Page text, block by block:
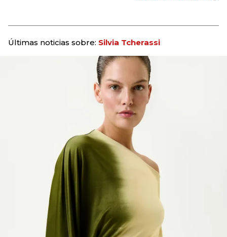
Últimas noticias sobre: Silvia Tcherassi